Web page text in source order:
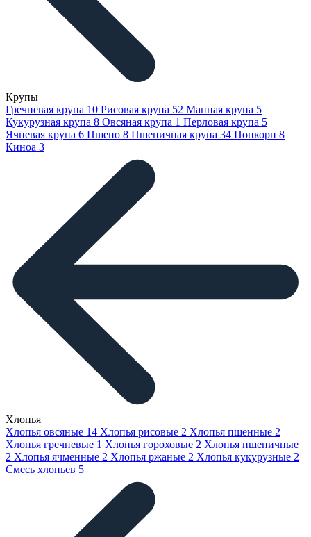
Крупы
Гречневая крупа 10 Рисовая крупа 52 Манная крупа 5
Кукурузная крупа 8 Овсяная крупа 1 Перловая крупа 5
Ячневая крупа 6 Пшено 8 Пшеничная крупа 34 Попкорн 8
Киноа 3
Хлопья
Хлопья овсяные 14 Хлопья рисовые 2 Хлопья пшенные 2
Хлопья гречневые 1 Хлопья гороховые 2 Хлопья пшеничные
2 Хлопья ячменные 2 Хлопья ржаные 2 Хлопья кукурузные 2
Смесь хлопьев 5